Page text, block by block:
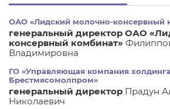
ОАО «Лидский молочно-консервный
генеральный директор ОАО
консервный комбинат»
Владимировна
ГО «Управляющая компания
Брестмясомолпром»
генеральный директор Прадун
Николаевич